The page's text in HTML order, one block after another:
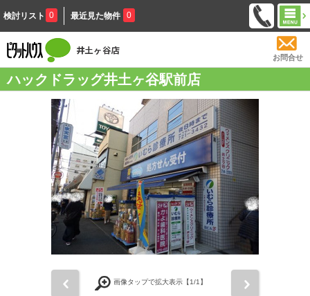
検討リスト 0 最近見た物件 0
お問合せ
ハックドラッグ井土ヶ谷駅前店
画像タップで拡大表示【1/1】